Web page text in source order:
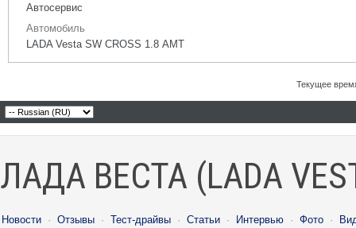
Автосервис
Автомобиль
LADA Vesta SW CROSS 1.8 АМТ
Текущее
ЛАДА ВЕСТА (LADA
Новости · Отзывы · Тест-драйвы · Статьи · Интервью · Фото ·